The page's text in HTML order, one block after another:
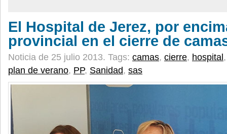
El Hospital de Jerez, por
provincial en el cierre de
Noticia de 25 julio 2013. Tags: camas, cierre, hospital
plan de verano, PP, Sanidad, sas